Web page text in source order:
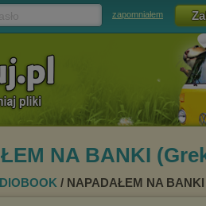
zapomniałem
NA BANKI
/ NAPADAŁEM NA